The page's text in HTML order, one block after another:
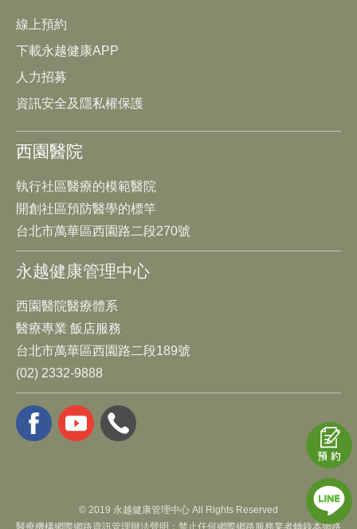
線上預約
下載永越健康APP
人力招募
資訊安全及隱私權保護
西園醫院
執行社區醫療的模範醫院
開創社區預防醫學的標竿
台北市萬華區西園路二段270號
永越健康管理中心
西園醫院醫療體系
醫療專業 飯店服務
台北市萬華區西園路二段189號
(02) 2332-9888
© 2019 永越健康管理中心 All Rights Reserved
醫療機構網際網路資訊管理辦法聲明：禁止任何網際網路服務業者轉錄本網路